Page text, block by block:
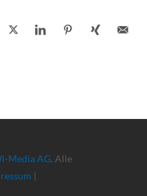
Media AG. Alle
|